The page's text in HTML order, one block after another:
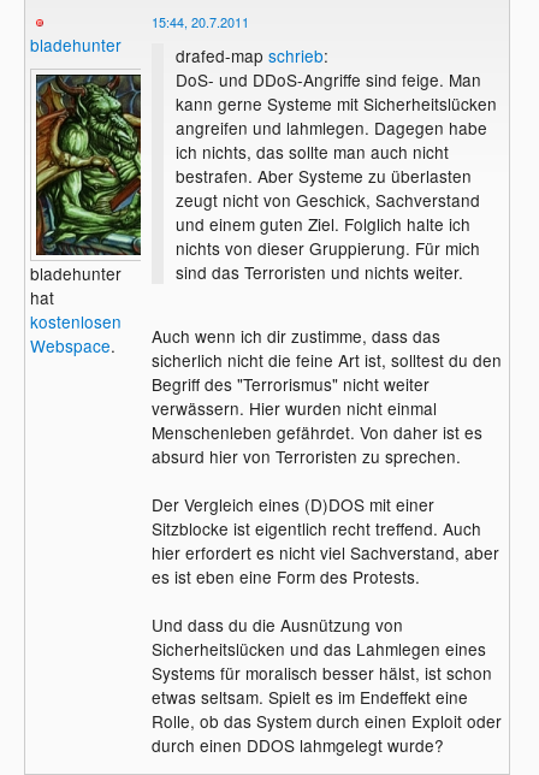
bladehunter
bladehunter
hat
kostenlosen
Webspace.
15:44, 20.7.2011
drafed-map schrieb:
DoS- und DDoS-Angriffe sind feige. Man
kann gerne Systeme mit Sicherheitslücken
angreifen und lahmlegen. Dagegen habe
ich nichts, das sollte man auch nicht
bestrafen. Aber Systeme zu überlasten
zeugt nicht von Geschick, Sachverstand
und einem guten Ziel. Folglich halte ich
nichts von dieser Gruppierung. Für mich
sind das Terroristen und nichts weiter.
Auch wenn ich dir zustimme, dass das
sicherlich nicht die feine Art ist, solltest du den
Begriff des "Terrorismus" nicht weiter
verwässern. Hier wurden nicht einmal
Menschenleben gefährdet. Von daher ist es
absurd hier von Terroristen zu sprechen.
Der Vergleich eines (D)DOS mit einer
Sitzblocke ist eigentlich recht treffend. Auch
hier erfordert es nicht viel Sachverstand, aber
es ist eben eine Form des Protests.
Und dass du die Ausnützung von
Sicherheitslücken und das Lahmlegen eines
Systems für moralisch besser hälst, ist schon
etwas seltsam. Spielt es im Endeffekt eine
Rolle, ob das System durch einen Exploit oder
durch einen DDOS lahmgelegt wurde?